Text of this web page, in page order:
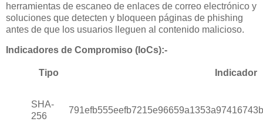
herramientas de escaneo de enlaces de correo electrónico y
soluciones que detecten y bloqueen páginas de phishing
antes de que los usuarios lleguen al contenido malicioso.
Indicadores de Compromiso (IoCs):-
Tipo Indicador
SHA-
256